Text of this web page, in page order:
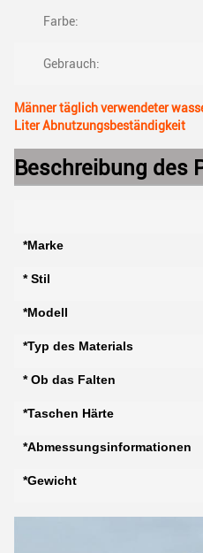
Farbe:
Gebrauch:
Männer täglich verwendeter
Liter Abnutzungsbeständigkeit
Beschreibung des
*Marke
* Stil
*Modell
*Typ des Materials
* Ob das Falten
*Taschen Härte
*Abmessungsinformationen
*Gewicht